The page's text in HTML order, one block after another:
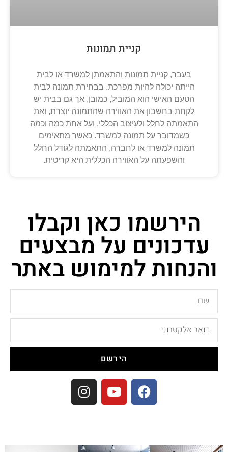
קניית תמונות
בעבר, קניית תמונות והתאמתן למשרד או לבית
הייתה יכולה להיות מפרכת. בבחירת תמונה לבית
הטעם האישי הוא המוביל, כמובן, אך גם בבית יש
לקחת בחשבון את האווירה שהתמונה יוצרת, ואת
התאמתה לחלל ולעיצוב הכללי, ועל אחת כמה וכמה
כשמדובר על תמונה למשרד. כאשר מתאימים
תמונה למשרד או לחברה, התאמתה לגודל החלל
והשפעתה על האווירה הכללית היא קריטית.
הירשמו כאן וקבלו
עדכונים על מבצעים
והנחות למימוש באתר
הירשם